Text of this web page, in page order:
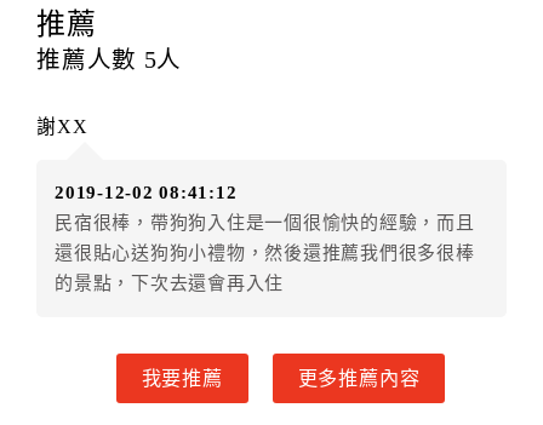
提出申辦不得異動訂單。
每筆訂單異動限定
辦理取消退款。
房者應補足差額。（限原訂飯店）
房者不得要求退其差額。（限原訂飯店）
五、保留住宿權益(保留住房)
．訂房者因故辦理訂單異動，本飯店可接受
．訂房者使用「保留住宿金額」時，請注意！為避免飯
店客滿，敬請及早計畫，如逾時未提出申辦，視同無條
推薦
推薦人數 5人
謝XX
2019-12-02 08:41:12
民宿很棒，帶狗狗入住是一個很愉快的經驗，而且
還很貼心送狗狗小禮物，然後還推薦我們很多很棒
的景點，下次去還會再入住
我要推薦 更多推薦內容